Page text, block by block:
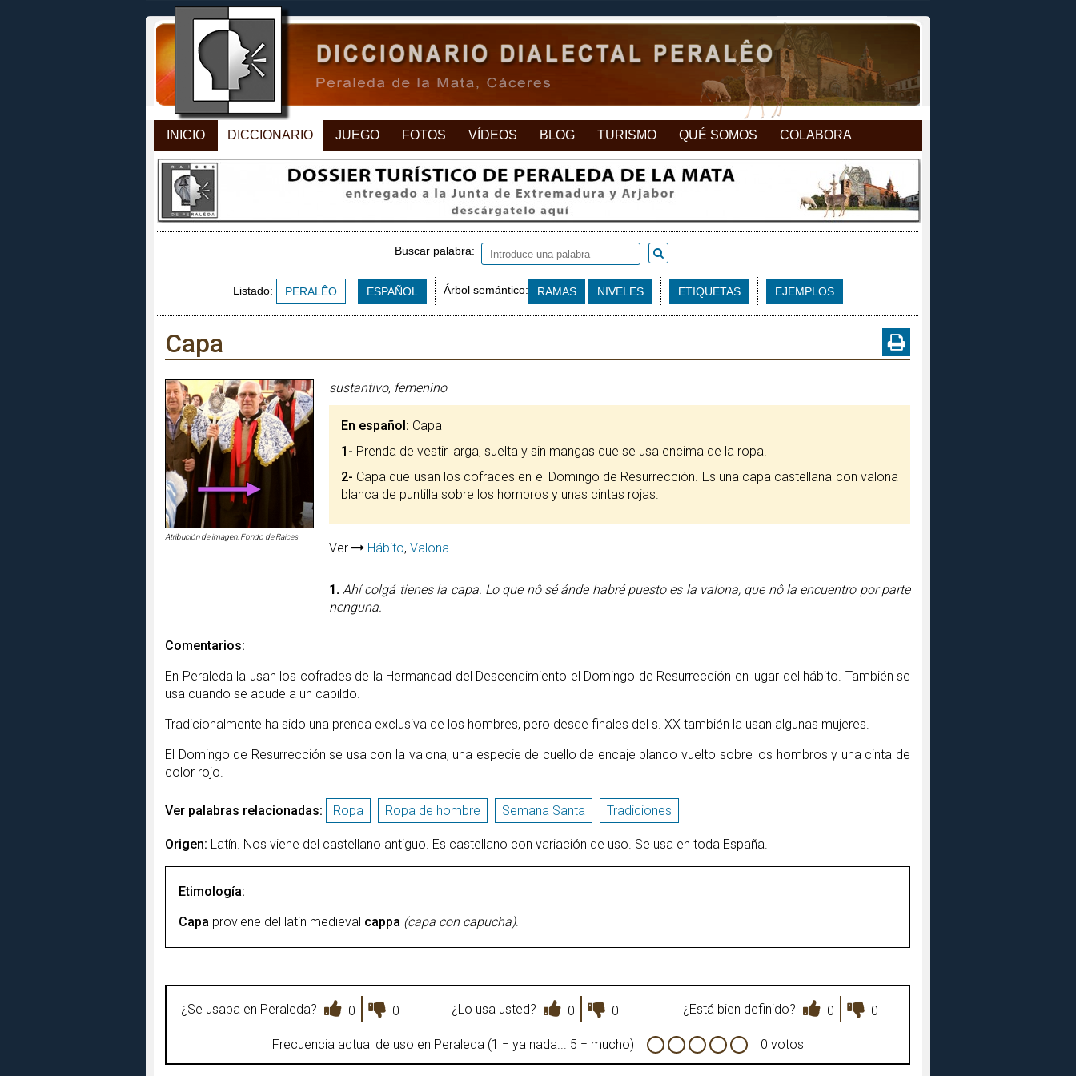
INICIO DICCIONARIO JUEGO FOTOS VÍDEOS BLOG TURISMO QUÉ SOMOS COLABORA
Buscar palabra:
Listado: PERALÊO ESPAÑOL Árbol semántico: RAMAS NIVELES ETIQUETAS EJEMPLOS
Capa
Atribución de imagen: Fondo de Raíces
sustantivo, femenino
En español: Capa
1- Prenda de vestir larga, suelta y sin mangas que se usa encima de la ropa.
2- Capa que usan los cofrades en el Domingo de Resurrección. Es una capa castellana con valona
blanca de puntilla sobre los hombros y unas cintas rojas.
Ver Hábito, Valona
1.Ahí colgá tienes la capa. Lo que nô sé ánde habré puesto es la valona, que nô la encuentro por parte
nenguna.
Comentarios:
En Peraleda la usan los cofrades de la Hermandad del Descendimiento el Domingo de Resurrección en lugar del hábito. También se
usa cuando se acude a un cabildo.
Tradicionalmente ha sido una prenda exclusiva de los hombres, pero desde finales del s. XX también la usan algunas mujeres.
El Domingo de Resurrección se usa con la valona, una especie de cuello de encaje blanco vuelto sobre los hombros y una cinta de
color rojo.
Ver palabras relacionadas: Ropa Ropa de hombre Semana Santa Tradiciones
Origen: Latín. Nos viene del castellano antiguo. Es castellano con variación de uso. Se usa en toda España.
Etimología:
Capa proviene del latín medieval cappa (capa con capucha).
¿Se usaba en Peraleda? 0 0 ¿Lo usa usted? 0 0 ¿Está bien definido? 0 0
Frecuencia actual de uso en Peraleda (1 = ya nada... 5 = mucho) 0 votos